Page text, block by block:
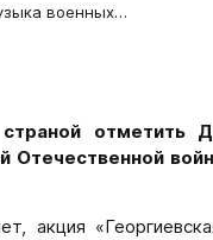
День Победы на «Солнце Москвы»: световое шоу на колесе обозрения и музыка военных лет
отметить
Отечественной
акция